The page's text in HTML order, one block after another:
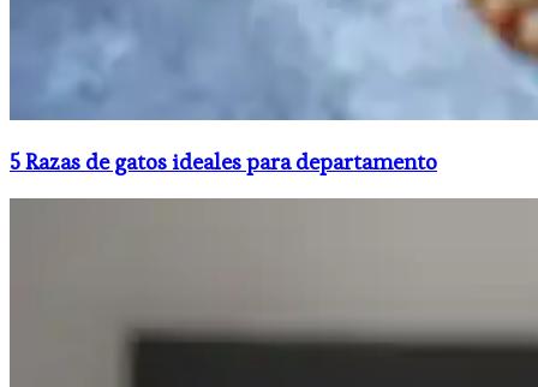
5 Razas de gatos ideales para departamento